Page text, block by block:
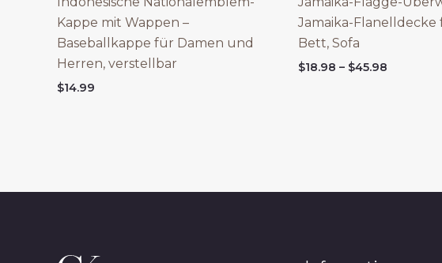
Kappe mit Wappen –
Baseballkappe für Damen und
Herren, verstellbar
$14.99
Jamaika-Flanelldecke
Bett, Sofa
$18.98 – $45.98